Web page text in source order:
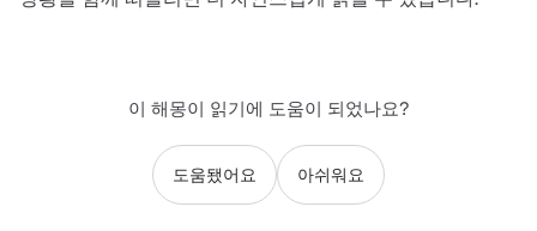
이 해몽이 읽기에 도움이 되었나요?
도움됐어요 아쉬워요